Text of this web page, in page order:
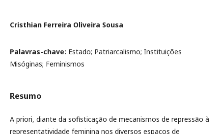
Cristhian Ferreira Oliveira Sousa
Palavras-chave: Estado; Patriarcalismo; Instituições
Misóginas; Feminismos
Resumo
A priori, diante da sofisticação de mecanismos de repressão à
representatividade feminina nos diversos espaços de